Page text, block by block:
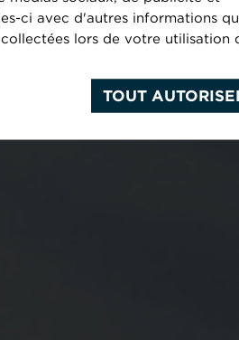
ci avec d'autres informations
lors de votre utilisation
TOUT